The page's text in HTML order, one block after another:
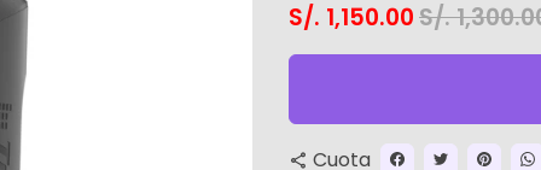
S/. 1,150.00S/.
share Cuota